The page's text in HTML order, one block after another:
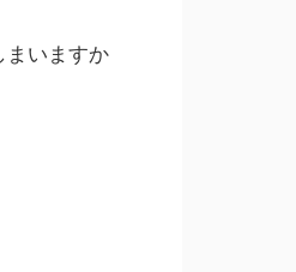
まいますか